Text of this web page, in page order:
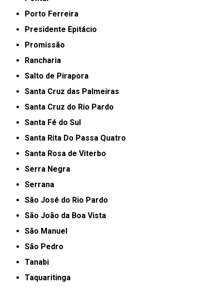
Porto Ferreira
Presidente Epitácio
Promissão
Rancharia
Salto de Pirapora
Santa Cruz das Palmeiras
Santa Cruz do Rio Pardo
Santa Fé do Sul
Santa Rita Do Passa Quatro
Santa Rosa de Viterbo
Serra Negra
Serrana
São José do Rio Pardo
São João da Boa Vista
São Manuel
São Pedro
Tanabi
Taquaritinga